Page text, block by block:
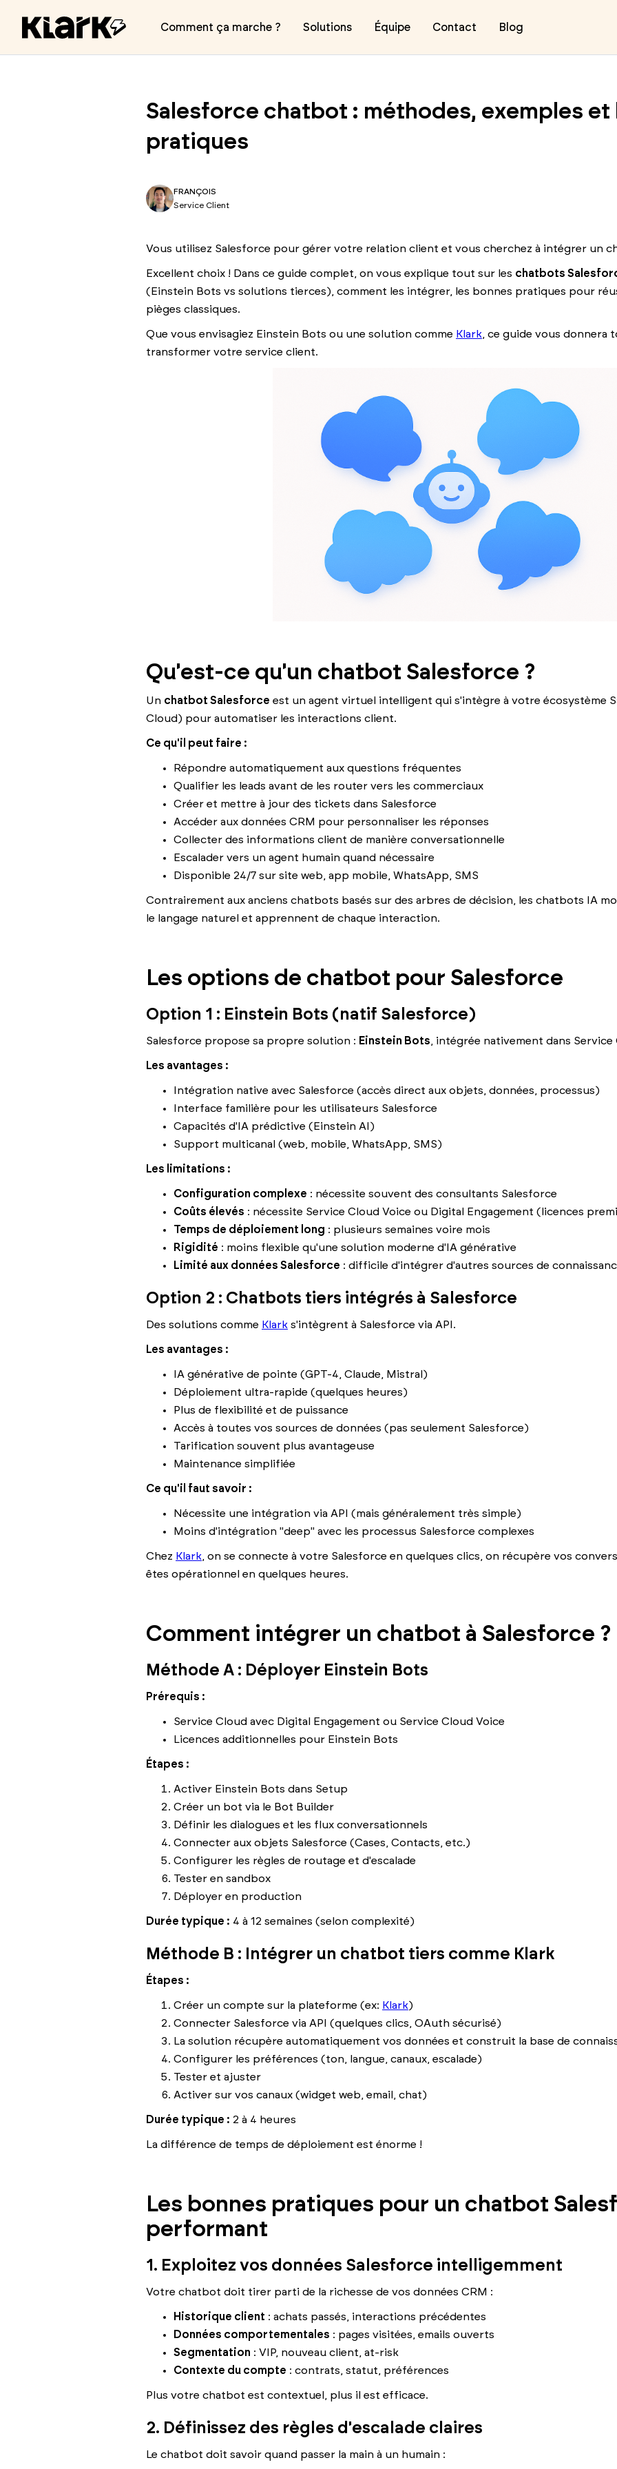
Comment ça marche ? Solutions Équipe Contact Blog
Salesforce chatbot : méthodes, exemples et
pratiques
FRANÇOIS
Service Client
Vous utilisez Salesforce pour gérer votre relation client et vous cherchez à intégrer un
Excellent choix ! Dans ce guide complet, on vous explique tout sur les chatbots
(Einstein Bots vs solutions tierces), comment les intégrer, les bonnes pratiques pour
pièges classiques.
Que vous envisagiez Einstein Bots ou une solution comme Klark , ce guide vous donnera
transformer votre service client.
Qu'est-ce qu'un chatbot Salesforce ?
Un chatbot Salesforce est un agent virtuel intelligent qui s'intègre à votre écosystème
Cloud) pour automatiser les interactions client.
Ce qu'il peut faire :
Répondre automatiquement aux questions fréquentes
Qualifier les leads avant de les router vers les commerciaux
Créer et mettre à jour des tickets dans Salesforce
Accéder aux données CRM pour personnaliser les réponses
Collecter des informations client de manière conversationnelle
Escalader vers un agent humain quand nécessaire
Disponible 24/7 sur site web, app mobile, WhatsApp, SMS
Contrairement aux anciens chatbots basés sur des arbres de décision, les chatbots IA
le langage naturel et apprennent de chaque interaction.
Les options de chatbot pour Salesforce
Option 1 : Einstein Bots (natif Salesforce)
Salesforce propose sa propre solution : Einstein Bots , intégrée nativement dans Service
Les avantages :
Intégration native avec Salesforce (accès direct aux objets, données, processus)
Interface familière pour les utilisateurs Salesforce
Capacités d'IA prédictive (Einstein AI)
Support multicanal (web, mobile, WhatsApp, SMS)
Les limitations :
Configuration complexe : nécessite souvent des consultants Salesforce
Coûts élevés : nécessite Service Cloud Voice ou Digital Engagement (licences
Temps de déploiement long : plusieurs semaines voire mois
Rigidité : moins flexible qu'une solution moderne d'IA générative
Limité aux données Salesforce : difficile d'intégrer d'autres sources de
Option 2 : Chatbots tiers intégrés à Salesforce
Des solutions comme Klark s'intègrent à Salesforce via API.
Les avantages :
IA générative de pointe (GPT-4, Claude, Mistral)
Déploiement ultra-rapide (quelques heures)
Plus de flexibilité et de puissance
Accès à toutes vos sources de données (pas seulement Salesforce)
Tarification souvent plus avantageuse
Maintenance simplifiée
Ce qu'il faut savoir :
Nécessite une intégration via API (mais généralement très simple)
Moins d'intégration "deep" avec les processus Salesforce complexes
Chez Klark , on se connecte à votre Salesforce en quelques clics, on récupère vos
êtes opérationnel en quelques heures.
Comment intégrer un chatbot à Salesforce ?
Méthode A : Déployer Einstein Bots
Prérequis :
Service Cloud avec Digital Engagement ou Service Cloud Voice
Licences additionnelles pour Einstein Bots
Étapes :
Activer Einstein Bots dans Setup
Créer un bot via le Bot Builder
Définir les dialogues et les flux conversationnels
Connecter aux objets Salesforce (Cases, Contacts, etc.)
Configurer les règles de routage et d'escalade
Tester en sandbox
Déployer en production
Durée typique : 4 à 12 semaines (selon complexité)
Méthode B : Intégrer un chatbot tiers comme Klark
Étapes :
Créer un compte sur la plateforme (ex: Klark)
Connecter Salesforce via API (quelques clics, OAuth sécurisé)
La solution récupère automatiquement vos données et construit la base de
Configurer les préférences (ton, langue, canaux, escalade)
Tester et ajuster
Activer sur vos canaux (widget web, email, chat)
Durée typique : 2 à 4 heures
La différence de temps de déploiement est énorme !
Les bonnes pratiques pour un chatbot
performant
1. Exploitez vos données Salesforce intelligemment
Votre chatbot doit tirer parti de la richesse de vos données CRM :
Historique client : achats passés, interactions précédentes
Données comportementales : pages visitées, emails ouverts
Segmentation : VIP, nouveau client, at-risk
Contexte du compte : contrats, statut, préférences
Plus votre chatbot est contextuel, plus il est efficace.
2. Définissez des règles d'escalade claires
Le chatbot doit savoir quand passer la main à un humain :